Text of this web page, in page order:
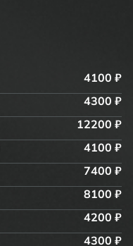
4100 ₽
4300 ₽
12200 ₽
4100 ₽
7400 ₽
8100 ₽
4200 ₽
4300 ₽